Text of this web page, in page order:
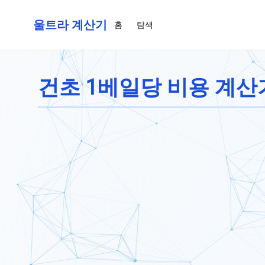
울트라 계산기 홈 탐색
건초 1베일당 비용 계산